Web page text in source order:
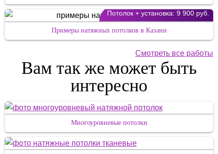
Потолок + установка: 9 900 руб.
Примеры натяжных потолков в Казани
Смотреть все работы
Вам так же может быть
интересно
Многоуровневые потолки